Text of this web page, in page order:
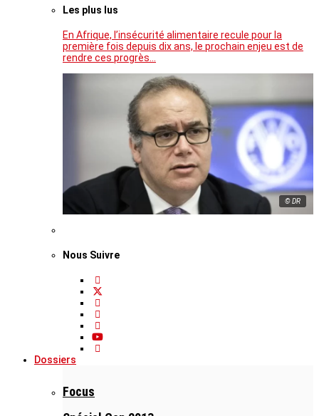
Les plus lus
En Afrique, l’insécurité alimentaire recule pour la
première fois depuis dix ans, le prochain enjeu est de
rendre ces progrès…
© DR
Nous Suivre
Dossiers
Focus